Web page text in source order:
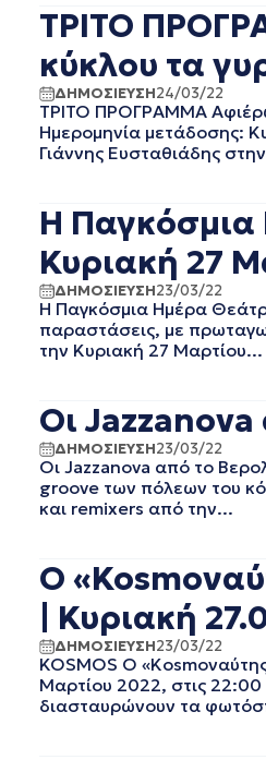
ΜΑΙΟΣ
ΜΑΙΟΣ
ΤΡΙΤΟ
κύκλου τα
ΔΗΜΟΣΙΕΥΣΗ24/03/22
ΤΡΙΤΟ ΠΡΟΓΡΑΜΜΑ
Ημερομηνία μετάδοσης:
Γιάννης Ευσταθιάδης
Η Παγκόσμια
Κυριακή 27
ΔΗΜΟΣΙΕΥΣΗ23/03/22
Η Παγκόσμια Ημέρα
παραστάσεις, με
την Κυριακή 27 Μαρτίου...
Οι
ΔΗΜΟΣΙΕΥΣΗ23/03/22
Οι Jazzanova από το
groove των πόλεων του
και remixers από την...
Ο
| Κυριακή
ΔΗΜΟΣΙΕΥΣΗ23/03/22
KOSMOS Ο
Μαρτίου 2022, στις
διασταυρώνουν τα